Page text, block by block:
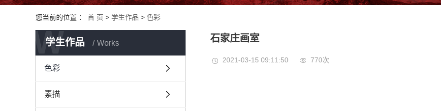
您当前的位置 ： 首 页 > 学生作品 > 色彩
学生作品 Works
W
色彩
素描
石家庄画室
2021-03-15 09:11:50 770次